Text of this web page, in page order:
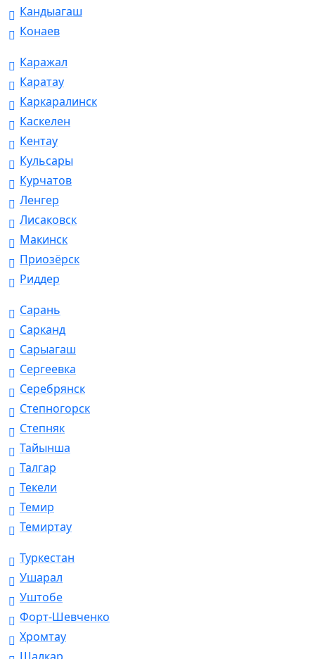
Кандыагаш
Конаев
Каражал
Каратау
Каркаралинск
Каскелен
Кентау
Кульсары
Курчатов
Ленгер
Лисаковск
Макинск
Приозёрск
Риддер
Сарань
Сарканд
Сарыагаш
Сергеевка
Серебрянск
Степногорск
Степняк
Тайынша
Талгар
Текели
Темир
Темиртау
Туркестан
Ушарал
Уштобе
Форт-Шевченко
Хромтау